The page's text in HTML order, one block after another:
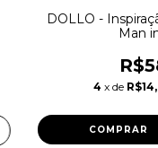
DOLLO -
Man
4 x de
COMPRAR